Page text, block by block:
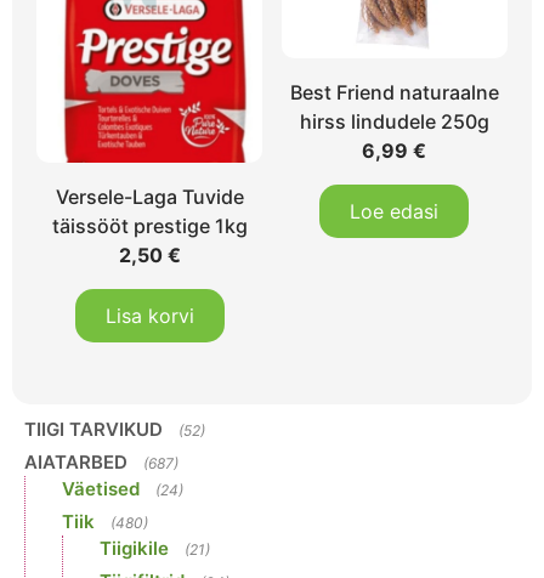
Versele-Laga Tuvide
täissööt prestige 1kg
2,50 €
Lisa korvi
Best Friend naturaalne
hirss lindudele 250g
6,99€
Loe edasi
TIIGI TARVIKUD (52)
AIATARBED (687)
Väetised (24)
Tiik (480)
Tiigikile (21)